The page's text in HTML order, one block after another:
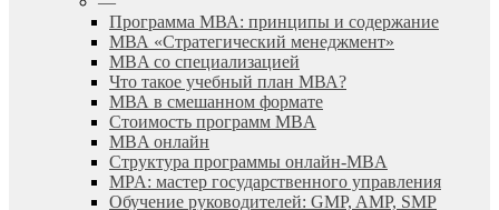
Программа МВА: принципы и содержание
МВА «Cтратегический менеджмент»
MBA со специализацией
Что такое учебный план МВА?
МВА в смешанном формате
Стоимость программ MBA
MBA онлайн
Cтруктура программы онлайн-MBA
MPA: мастер государственного управления
Обучение руководителей: GMP, AMP, SMP